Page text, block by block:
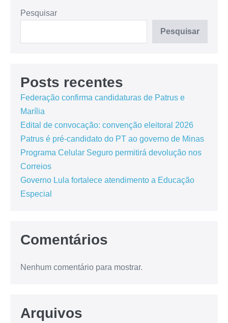
Pesquisar
Pesquisar
Posts recentes
Federação confirma candidaturas de Patrus e
Marília
Edital de convocação: convenção eleitoral 2026
Patrus é pré-candidato do PT ao governo de Minas
Programa Celular Seguro permitirá devolução nos
Correios
Governo Lula fortalece atendimento a Educação
Especial
Comentários
Nenhum comentário para mostrar.
Arquivos